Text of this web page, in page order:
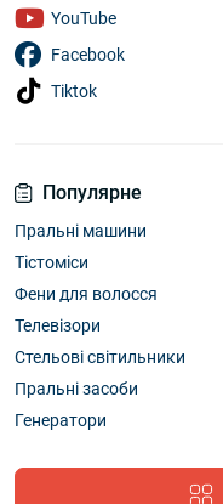
Популярне
Пральні машини
Тістоміси
Фени для волосся
Телевізори
Стельові світильники
Пральні засоби
Генератори
YouTube
Facebook
Tiktok